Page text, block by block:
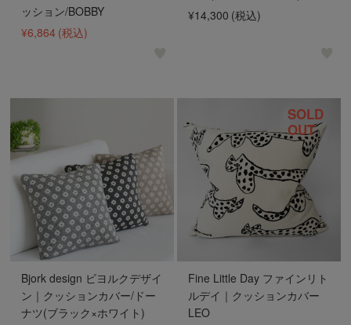
ッション/BOBBY
¥6,864 (税込)
¥14,300 (税込)
Bjork design ビヨルクデザイ
ン｜クッションカバー/ドー
ナツ(ブラック×ホワイト)
Fine Little Day ファインリト
ルデイ｜クッションカバー
LEO
SOLD
OUT